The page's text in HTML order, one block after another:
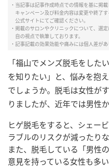
・当記事は記事作成時点での情報を基に掲載
キャンペーン及び料金内容は変更や終了
公式サイトにてご確認ください。
・掲載のサロンやクリニックについて、選
自の視点で執筆しております。
・記事記載の効果効能や痛みには個人差が
「福山でメンズ脱毛をした
を知りたい」と、悩みを抱
でしょうか。脱毛は女性が
りましたが、近年では男性
ヒゲ脱毛をすると、シェー
ラブルのリスクが減ったり
また、脱毛している「男性
意見を持っている女性も多い